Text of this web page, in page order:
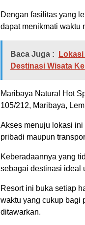
Dengan fasilitas yang
dapat menikmati waktu
Baca Juga :
Destinasi Wisata
Maribaya Natural Hot
105/212, Maribaya,
Akses menuju lokasi
pribadi maupun
Keberadaannya yang
sebagai destinasi ideal
Resort ini buka setiap
waktu yang cukup bagi
ditawarkan.